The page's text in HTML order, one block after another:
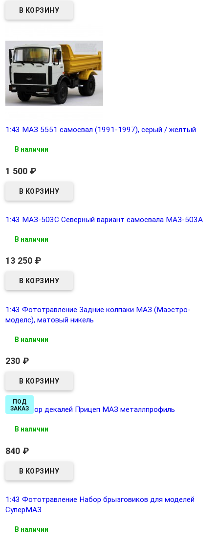
1:43 МАЗ 5551 самосвал (1991-1997), серый / жёлтый
В наличии
1 500 ₽
1:43 МАЗ-503С Северный вариант самосвала МАЗ-503А
В наличии
13 250 ₽
1:43 Фототравление Задние колпаки МАЗ (Маэстро-
моделс), матовый никель
В наличии
230 ₽
ПОД
ЗАКАЗ
1:43 набор декалей Прицеп МАЗ металлпрофиль
В наличии
840 ₽
1:43 Фототравление Набор брызговиков для моделей
СуперМАЗ
В наличии